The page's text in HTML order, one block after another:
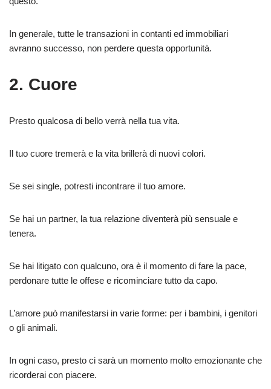
In generale, tutte le transazioni in contanti ed immobiliari
avranno successo, non perdere questa opportunità.
2. Cuore
Presto qualcosa di bello verrà nella tua vita.
Il tuo cuore tremerà e la vita brillerà di nuovi colori.
Se sei single, potresti incontrare il tuo amore.
Se hai un partner, la tua relazione diventerà più sensuale e
tenera.
Se hai litigato con qualcuno, ora è il momento di fare la pace,
perdonare tutte le offese e ricominciare tutto da capo.
L’amore può manifestarsi in varie forme: per i bambini, i genitori
o gli animali.
In ogni caso, presto ci sarà un momento molto emozionante che
ricorderai con piacere.